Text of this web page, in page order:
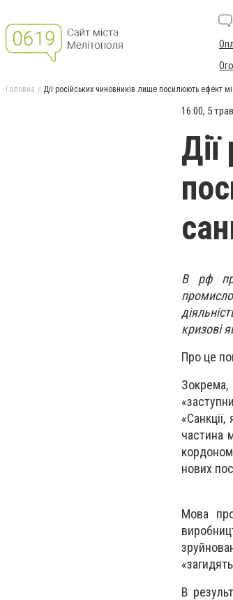
Головна Дії російських чиновників лише посилюють ефект
16:00, 5
​​В рф
кризові
Про це
частина
нових
Мова
В